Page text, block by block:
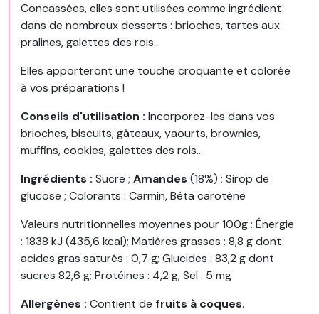
Concassées, elles sont utilisées comme ingrédient
dans de nombreux desserts : brioches, tartes aux
pralines, galettes des rois…
Elles apporteront une touche croquante et colorée
à vos préparations !
Conseils d'utilisation : Incorporez-les dans vos
brioches, biscuits, gâteaux, yaourts, brownies,
muffins, cookies, galettes des rois...
Ingrédients : Sucre ; Amandes (18%) ; Sirop de
glucose ; Colorants : Carmin, Béta carotène
Valeurs nutritionnelles moyennes pour 100g : Énergie
: 1838 kJ (435,6 kcal); Matières grasses : 8,8 g dont
acides gras saturés : 0,7 g; Glucides : 83,2 g dont
sucres 82,6 g; Protéines : 4,2 g; Sel : 5 mg
Allergènes : Contient de fruits à coques.